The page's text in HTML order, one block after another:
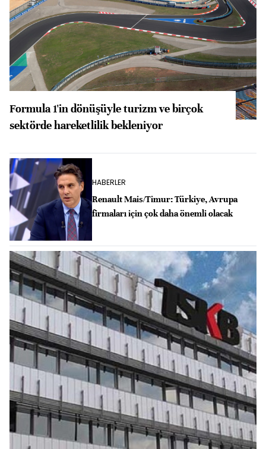
Formula 1'in dönüşüyle turizm ve birçok
sektörde hareketlilik bekleniyor
HABERLER
Renault Mais/Timur: Türkiye, Avrupa
firmaları için çok daha önemli olacak